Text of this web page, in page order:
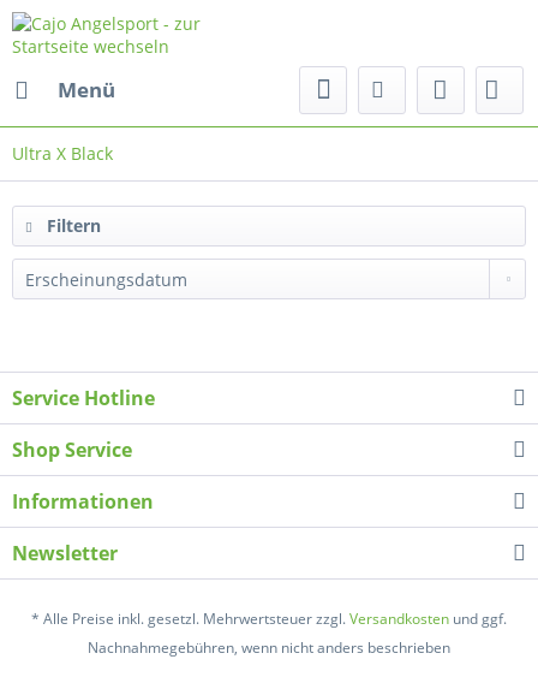
Menü
Ultra X Black
Filtern
Service Hotline
Shop Service
Informationen
Newsletter
* Alle Preise inkl. gesetzl. Mehrwertsteuer zzgl.Versandkosten und ggf.
Nachnahmegebühren, wenn nicht anders beschrieben